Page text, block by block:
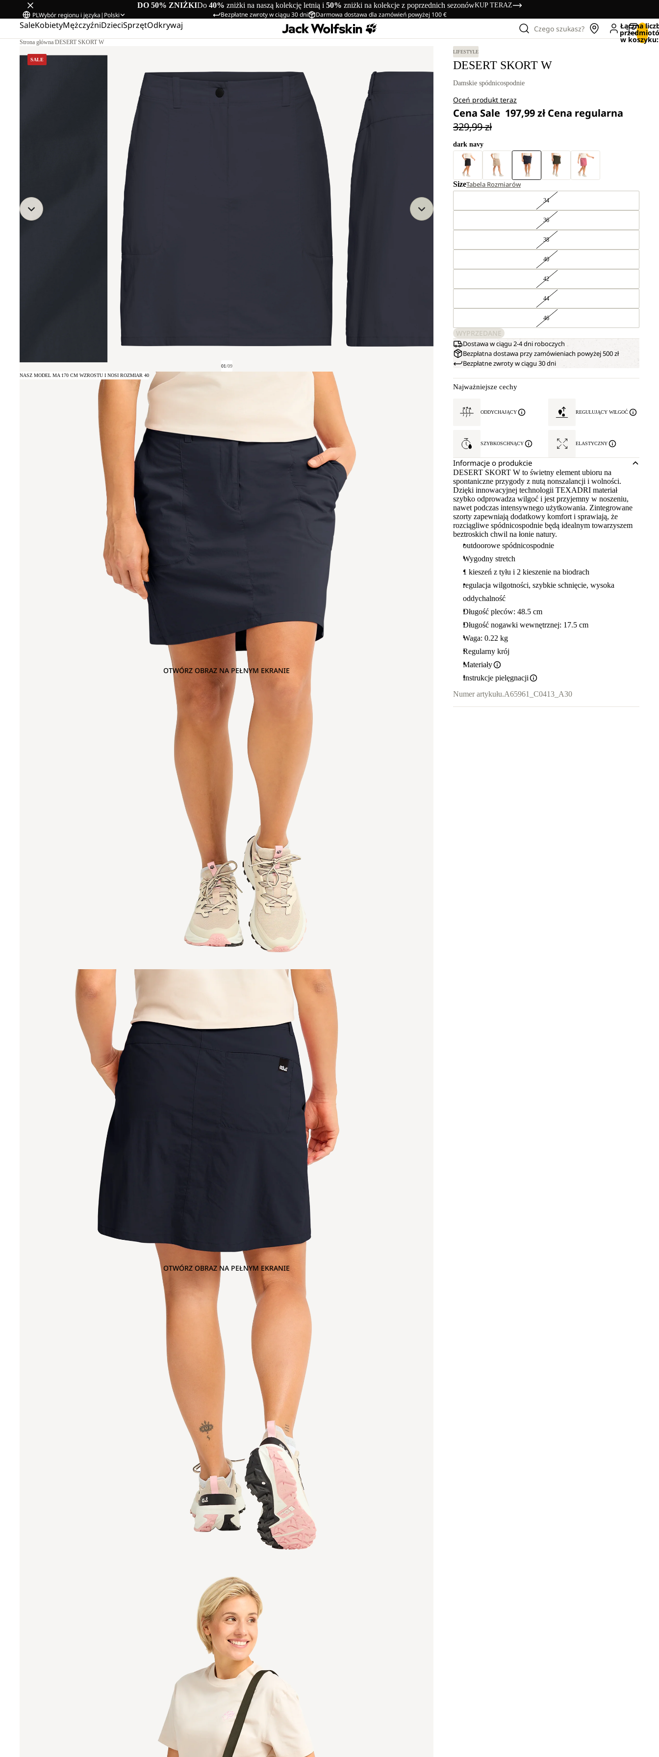
DO 50% ZNIŻKIDo 40% zniżki na naszą kolekcję letnią i 50% zniżki na kolekcje z poprzednich sezonówKUP TERAZ
Bezpłatne zwroty w ciągu 30 dni Darmowa dostawa dla zamówień powyżej 100 €
PLWybór regionu i języka| Polski
SaleKobietyMężczyźniDzieciSprzętOdkrywaj Czego szukasz? Łączna
w
Strona główna/DESERT SKORT W
SALE
01/09
OTWÓRZ OBRAZ NA PEŁNYM EKRANIE
NASZ MODEL MA 170 CM WZROSTU I NOSI ROZMIAR 40
OTWÓRZ OBRAZ NA PEŁNYM EKRANIE
LIFESTYLE
DESERT SKORT W
Damskie spódnicospodnie
Oceń produkt teraz
Cena Sale 197,99 zł Cena regularna
329,99 zł
dark navy
SizeTabela Rozmiarów
34
36
38
40
42
44
46
WYPRZEDANE
Dostawa w ciągu 2-4 dni roboczych
Bezpłatna dostawa przy zamówieniach powyżej 500 zł
Bezpłatne zwroty w ciągu 30 dni
Najważniejsze cechy
ODDYCHAJĄCY REGULUJĄCY WILGOĆ
SZYBKOSCHNĄCY ELASTYCZNY
Informacje o produkcie
DESERT SKORT W to świetny element ubioru na
spontaniczne przygody z nutą nonszalancji i wolności.
Dzięki innowacyjnej technologii TEXADRI materiał
szybko odprowadza wilgoć i jest przyjemny w noszeniu,
nawet podczas intensywnego użytkowania. Zintegrowane
szorty zapewniają dodatkowy komfort i sprawiają, że
rozciągliwe spódnicospodnie będą idealnym towarzyszem
beztroskich chwil na łonie natury.
outdoorowe spódnicospodnie
Wygodny stretch
1 kieszeń z tyłu i 2 kieszenie na biodrach
regulacja wilgotności, szybkie schnięcie, wysoka
oddychalność
Długość pleców: 48.5 cm
Długość nogawki wewnętrznej: 17.5 cm
Waga: 0.22 kg
Regularny krój
Materiały
Instrukcje pielęgnacji
Numer artykułu.A65961_C0413_A30